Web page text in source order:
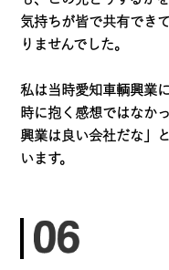
気持ちが皆で共有でき
りませんでした。
私は当時愛知車輌興業
時に抱く感想ではなか
興業は良い会社だな」
います。